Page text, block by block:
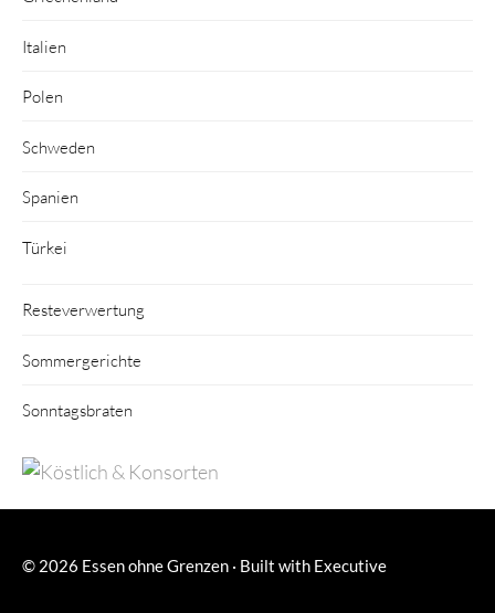
Italien
Polen
Schweden
Spanien
Türkei
Resteverwertung
Sommergerichte
Sonntagsbraten
© 2026 Essen ohne Grenzen · Built with Executive